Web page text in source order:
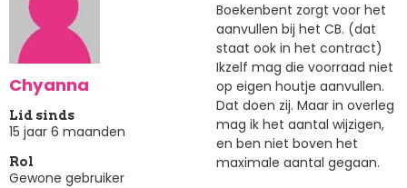
Chyanna
Lid sinds
15 jaar 6 maanden
Rol
Gewone gebruiker
Boekenbent zorgt voor het
aanvullen bij het CB. (dat
staat ook in het contract)
Ikzelf mag die voorraad niet
op eigen houtje aanvullen.
Dat doen zij. Maar in overleg
mag ik het aantal wijzigen,
en ben niet boven het
maximale aantal gegaan.